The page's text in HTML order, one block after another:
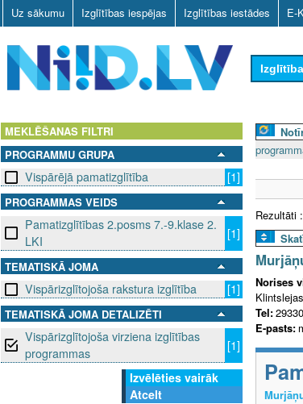
Uz sākumu Izglītības iespējas Izglītības iestādes E-
D
L
V
MEKLĒŠANAS FILTRI
PROGRAMMU GRUPA
Vispārējā pamatizglītība [1]
PROGRAMMAS VEIDS
Pamatizglītības 2.posms 7.-9.klase 2.
LKI
[1]
TEMATISKĀ JOMA
Vispārizglītojoša rakstura izglītība [1]
TEMATISKĀ JOMA DETALIZĒTI
Vispārizglītojoša virziena izglītības
programmas
[1]
Izvēlēties vairāk
Atcelt
Rezultāti
Norises
Tel:
E-pasts: